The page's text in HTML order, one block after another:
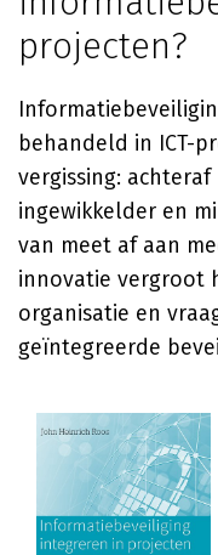
projecten?
behandeld in ICT-
vergissing:
ingewikkelder en
van meet af aan
innovatie vergroot
organisatie en
geïntegreerde